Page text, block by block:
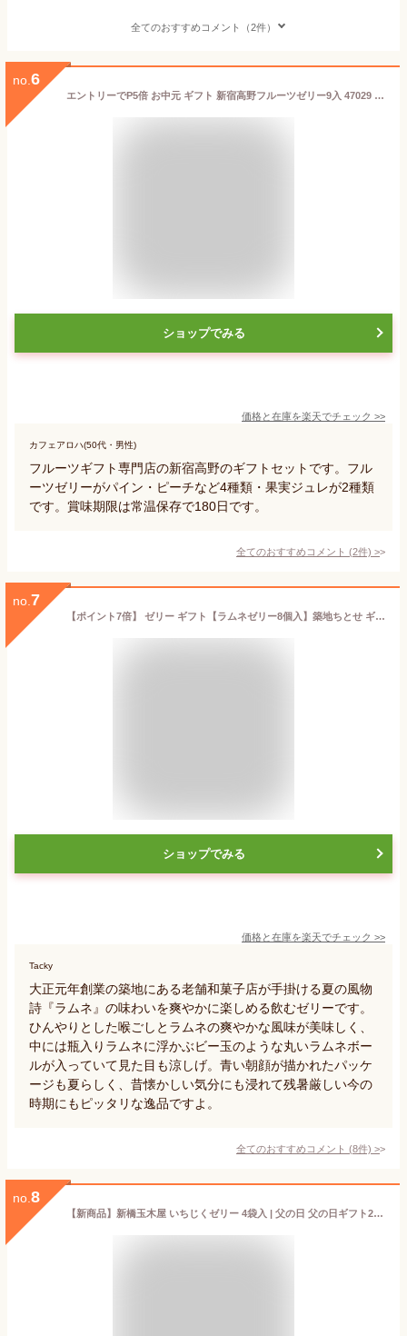
全てのおすすめコメント（2件）
no. 6
エントリーでP5倍 お中元 ギフト 新宿高野フルーツゼリー9入 47029 P51 エントリーでポイント5倍（8月27日09：59迄）
ショップでみる
価格と在庫を楽天でチェック >>
カフェアロハ(50代・男性)
フルーツギフト専門店の新宿高野のギフトセットです。フル
ーツゼリーがパイン・ピーチなど4種類・果実ジュレが2種類
です。賞味期限は常温保存で180日です。
全てのおすすめコメント (2件) >
no. 7
【ポイント7倍】 ゼリー ギフト【ラムネゼリー8個入】築地ちとせ ギフト 個包装 スイーツ ゼリー 洋菓子 プレゼント 内祝い お返し お祝い 出産祝い 結婚 お礼 職場 退職 菓子折り ご挨拶 東京 お土産 手土産 おしゃれ のし 熨斗 お供え お中元 夏ギフト 暑中見舞い
ショップでみる
価格と在庫を楽天でチェック >>
Tacky
大正元年創業の築地にある老舗和菓子店が手掛ける夏の風物
詩『ラムネ』の味わいを爽やかに楽しめる飲むゼリーです。
ひんやりとした喉ごしとラムネの爽やかな風味が美味しく、
中には瓶入りラムネに浮かぶビー玉のような丸いラムネボー
ルが入っていて見た目も涼しげ。青い朝顔が描かれたパッケ
ージも夏らしく、昔懐かしい気分にも浸れて残暑厳しい今の
時期にもピッタリな逸品ですよ。
全てのおすすめコメント (8件) >
no. 8
【新商品】新橋玉木屋 いちじくゼリー 4袋入 | 父の日 父の日ギフト2026 ビール お中元 グルメ お取り寄せ 東京 老舗 人気 定番 デザート いちじく 無花果 国産 プレゼント 常温 個包装 スイーツ 御礼 美味しい 内祝 手土産 食べ物 ゼリー 食品 ギフト 贈り物 詰め合わせ